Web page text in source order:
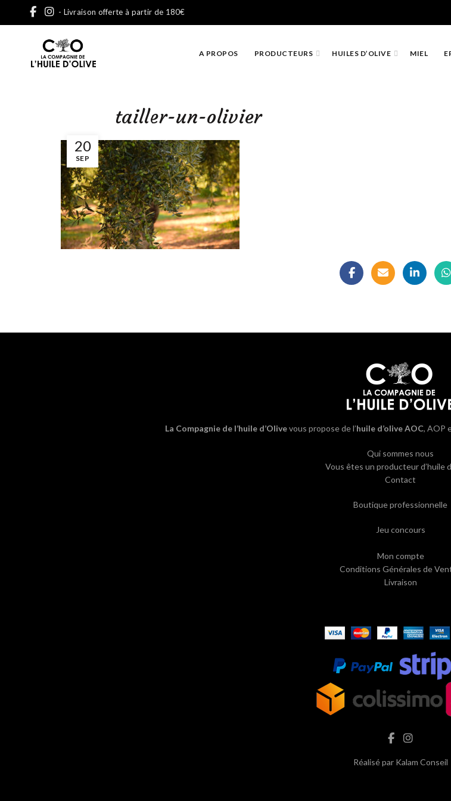
- Livraison offerte à partir de 180€
A PROPOS PRODUCTEURS HUILES D’OLIVE MIEL
20
SEP
tailler-un-olivier
La Compagnie de l’huile d’Olivevous propose de l’huile d’olive AOC, AOP
Qui sommes nous
Vous êtes un producteur d’huile
Contact
Boutique professionnelle
Jeu concours
Mon compte
Conditions Générales de
Livraison
Réalisé par Kalam Conseil